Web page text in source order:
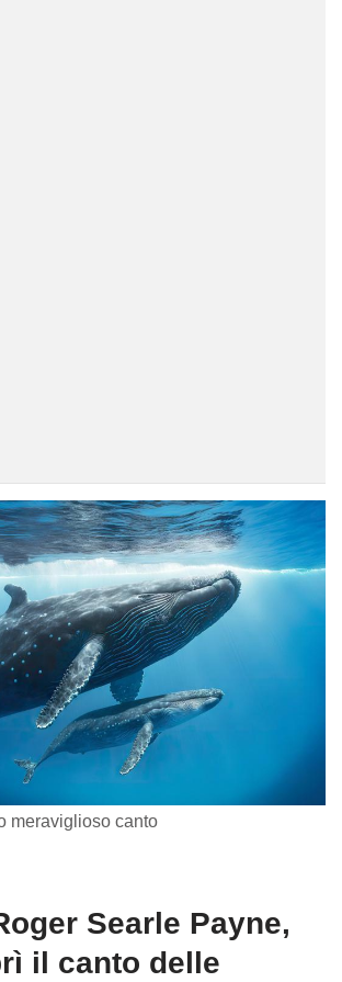
meraviglioso canto
Searle Payne,
il canto delle